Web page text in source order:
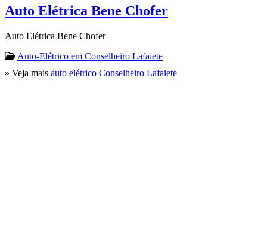
Auto Elétrica Bene Chofer
Auto Elétrica Bene Chofer
Auto-Elétrico em Conselheiro Lafaiete
» Veja mais auto elétrico Conselheiro Lafaiete